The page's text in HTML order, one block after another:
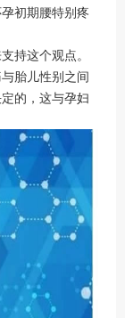
初期腰特别疼
这个观点。
胎儿性别之间
的，这与孕妇